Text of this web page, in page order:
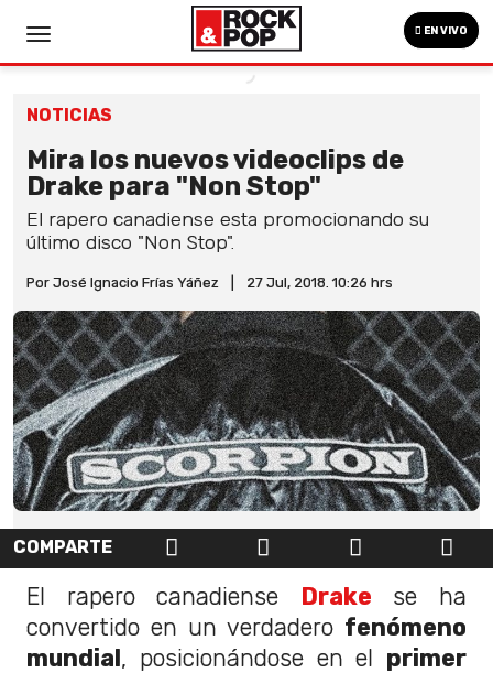
EN VIVO
NOTICIAS
Mira los nuevos videoclips de
Drake para "Non Stop"
El rapero canadiense esta promocionando su
último disco "Non Stop".
Por José Ignacio Frías Yáñez 27 Jul, 2018. 10:26 hrs
COMPARTE
El rapero canadiense Drake se ha
convertido en un verdadero fenómeno
mundial, posicionándose en el primer